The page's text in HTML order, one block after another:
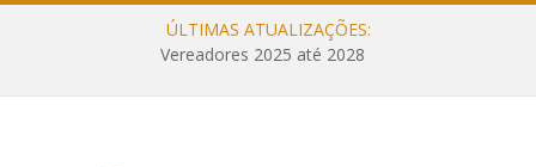
ÚLTIMAS ATUALIZAÇÕES:
Vereadores 2025 até 2028